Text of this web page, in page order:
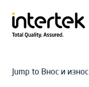
Jump to Внос и износ